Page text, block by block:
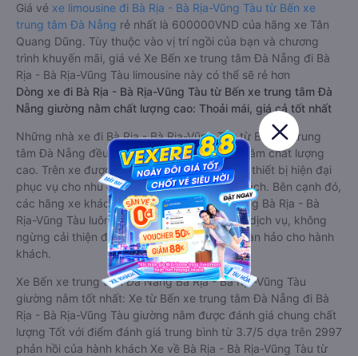
Giá vé xe limousine đi Bà Rịa - Bà Rịa-Vũng Tàu từ Bến xe
trung tâm Đà Nẵng rẻ nhất là 600000VND của hãng xe Tân
Quang Dũng. Tùy thuộc vào vị trí ngồi của bạn và chương
trình khuyến mãi, giá vé Xe Bến xe trung tâm Đà Nẵng đi Bà
Rịa - Bà Rịa-Vũng Tàu limousine này có thể sẽ rẻ hơn
Dòng xe đi Bà Rịa - Bà Rịa-Vũng Tàu từ Bến xe trung tâm Đà
Nẵng giường nằm chất lượng cao: Thoải mái, giá cả tốt nhất
Những nhà xe đi Bà Rịa - Bà Rịa-Vũng Tàu từ Bến xe trung
tâm Đà Nẵng đều sở hữu những xe giường nằm chất lượng
cao. Trên xe được trang bị đầy đủ các trang thiết bị hiện đại
phục vụ cho nhu cầu di chuyển của hành khách. Bên cạnh đó,
các hãng xe khách Bến xe trung tâm Đà Nẵng Bà Rịa - Bà
Rịa-Vũng Tàu luôn chú trọng đến chất lượng dịch vụ, không
ngừng cải thiện để mang đến trải nghiệm hoàn hảo cho hành
khách.
Xe Bến xe trung tâm Đà Nẵng Bà Rịa - Bà Rịa-Vũng Tàu
giường nằm tốt nhất: Xe từ Bến xe trung tâm Đà Nẵng đi Bà
Rịa - Bà Rịa-Vũng Tàu giường nằm được đánh giá chung chất
lượng Tốt với điểm đánh giá trung bình từ 3.7/5 dựa trên 2997
phản hồi của hành khách Xe về Bà Rịa - Bà Rịa-Vũng Tàu từ